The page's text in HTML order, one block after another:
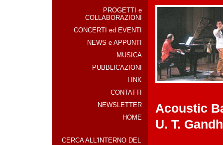
PROGETTI e
COLLABORAZIONI
CONCERTI ed EVENTI
NEWS e APPUNTI
MUSICA
PUBBLICAZIONI
LINK
CONTATTI
NEWSLETTER
HOME
CERCA ALL'INTERNO DEL
Acoustic
U. T.